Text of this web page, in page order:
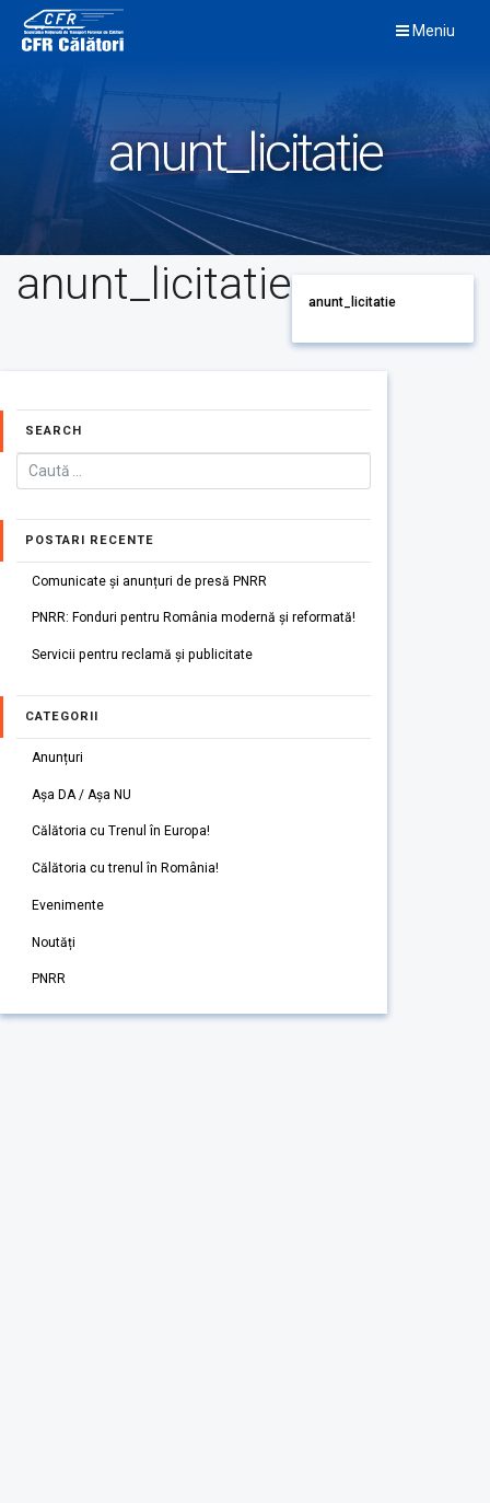
content
Meniu
anunt_licitatie
anunt_licitatie anunt_licitatie
SEARCH
POSTARI RECENTE
Comunicate și anunțuri de presă PNRR
PNRR: Fonduri pentru România modernă și reformată!
Servicii pentru reclamă și publicitate
CATEGORII
Anunțuri
Așa DA / Așa NU
Călătoria cu Trenul în Europa!
Călătoria cu trenul în România!
Evenimente
Noutăți
PNRR